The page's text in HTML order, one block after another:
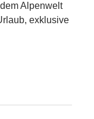
Alpenwelt
exklusive